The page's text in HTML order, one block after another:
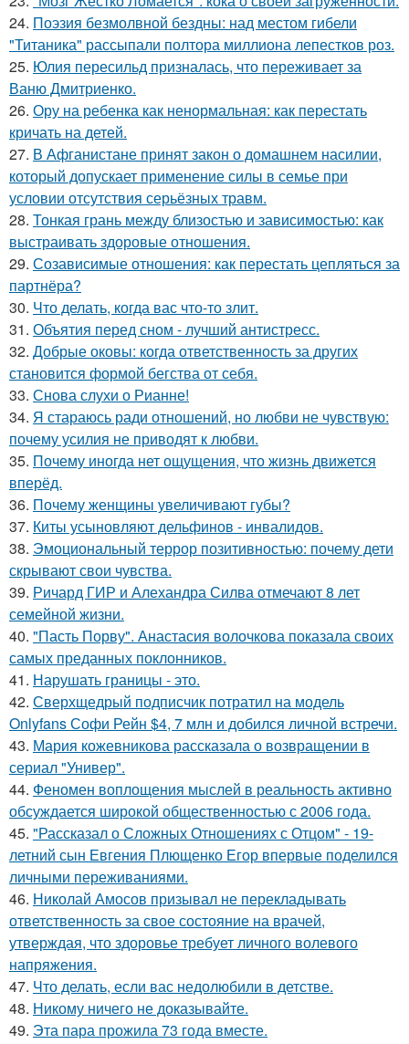
24. Поэзия безмолвной бездны: над местом гибели
"Титаника" рассыпали полтора миллиона лепестков роз.
25. Юлия пересильд призналась, что переживает за
Ваню Дмитриенко.
26. Ору на ребенка как ненормальная: как перестать
кричать на детей.
27. В Афганистане принят закон о домашнем насилии,
который допускает применение силы в семье при
условии отсутствия серьёзных травм.
28. Тонкая грань между близостью и зависимостью: как
выстраивать здоровые отношения.
29. Созависимые отношения: как перестать цепляться за
партнёра?
30. Что делать, когда вас что-то злит.
31. Объятия перед сном - лучший антистресс.
32. Добрые оковы: когда ответственность за других
становится формой бегства от себя.
33. Снова слухи о Рианне!
34. Я стараюсь ради отношений, но любви не чувствую:
почему усилия не приводят к любви.
35. Почему иногда нет ощущения, что жизнь движется
вперёд.
36. Почему женщины увеличивают губы?
37. Киты усыновляют дельфинов - инвалидов.
38. Эмоциональный террор позитивностью: почему дети
скрывают свои чувства.
39. Ричард ГИР и Алехандра Силва отмечают 8 лет
семейной жизни.
40. "Пасть Порву". Анастасия волочкова показала своих
самых преданных поклонников.
41. Нарушать границы - это.
42. Сверхщедрый подписчик потратил на модель
Onlyfans Софи Рейн $4, 7 млн и добился личной встречи.
43. Мария кожевникова рассказала о возвращении в
сериал "Универ".
44. Феномен воплощения мыслей в реальность активно
обсуждается широкой общественностью с 2006 года.
45. "Рассказал о Сложных Отношениях с Отцом" - 19-
летний сын Евгения Плющенко Егор впервые поделился
личными переживаниями.
46. Николай Амосов призывал не перекладывать
ответственность за свое состояние на врачей,
утверждая, что здоровье требует личного волевого
напряжения.
47. Что делать, если вас недолюбили в детстве.
48. Никому ничего не доказывайте.
49. Эта пара прожила 73 года вместе.